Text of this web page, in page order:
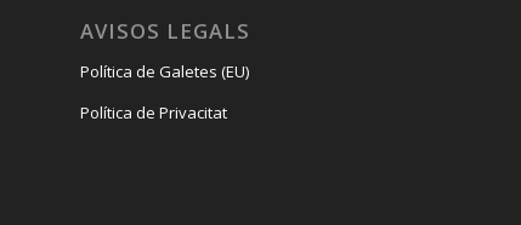
AVISOS LEGALS
Política de Galetes (EU)
Política de Privacitat